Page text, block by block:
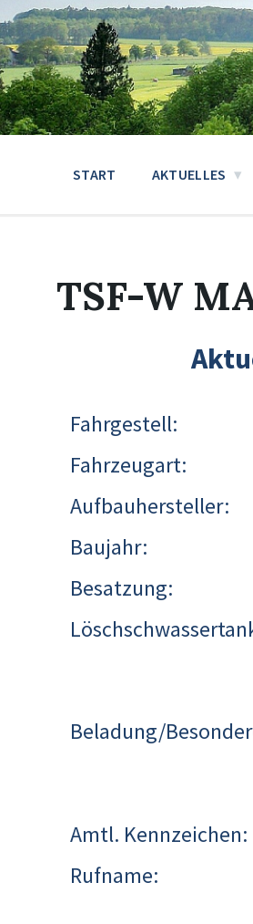
START AKTUELLES
TSF-W
Fahrgestell:
Fahrzeugart:
Aufbauhersteller:
Baujahr:
Besatzung:
Beladung/
Amtl. Kennzeichen:
Rufname: